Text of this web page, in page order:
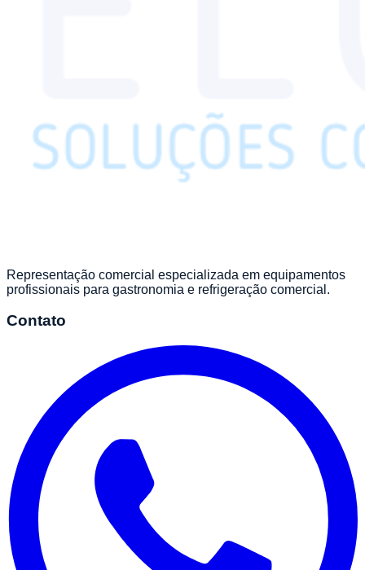
Representação comercial especializada em equipamentos
profissionais para gastronomia e refrigeração comercial.
Contato